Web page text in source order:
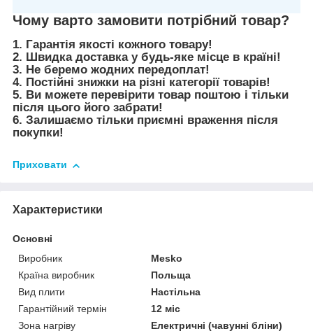
Чому варто замовити потрібний товар?
1. Гарантія якості кожного товару!
2. Швидка доставка у будь-яке місце в країні!
3. Не беремо жодних передоплат!
4. Постійні знижки на різні категорії товарів!
5. Ви можете перевірити товар поштою і тільки
після цього його забрати!
6. Залишаємо тільки приємні враження після
покупки!
Приховати
Характеристики
Основні
Виробник
Mesko
Країна виробник
Польща
Вид плити
Настільна
Гарантійний термін
12 міс
Зона нагріву
Електричні (чавунні бліни)